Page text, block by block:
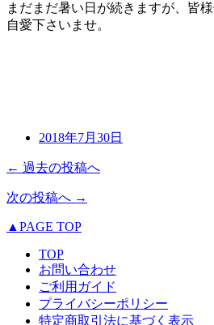
まだまだ暑い日が続きますが、皆
自愛下さいませ。
2018年7月30日
← 過去の投稿へ
次の投稿へ →
▲PAGE TOP
TOP
お問い合わせ
ご利用ガイド
プライバシーポリシー
特定商取引法に基づく表示